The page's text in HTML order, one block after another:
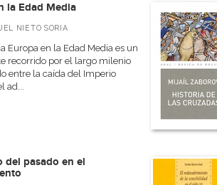
la Edad Media
NIETO SORIA
Europa en la Edad Media es un
recorrido por el largo milenio
entre la caída del Imperio
ad...
del pasado en el